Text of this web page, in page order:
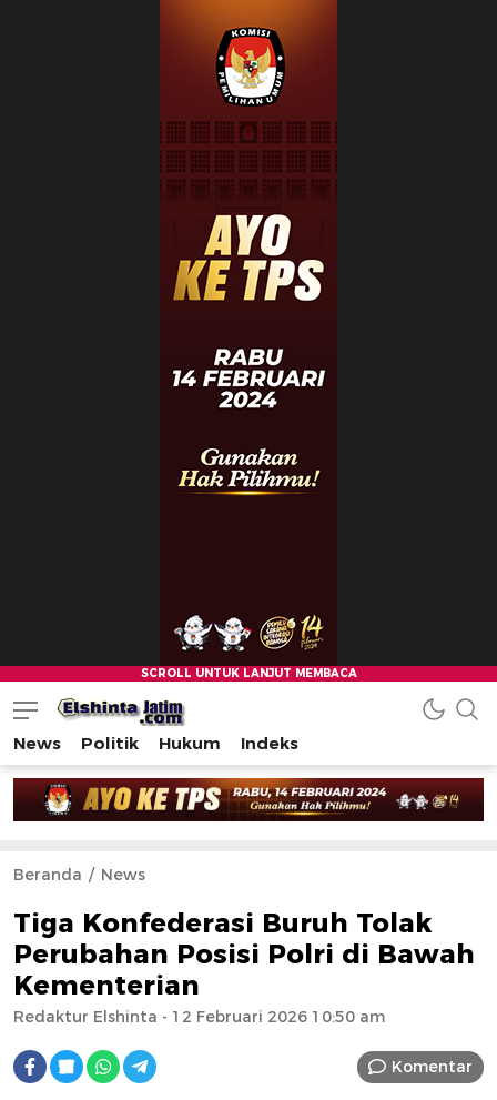
News Politik Hukum Indeks
Beranda News
Tiga Konfederasi Buruh Tolak
Perubahan Posisi Polri di Bawah
Kementerian
Redaktur Elshinta - 12 Februari 2026 10:50 am
Komentar